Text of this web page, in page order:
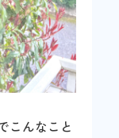
こんなこと